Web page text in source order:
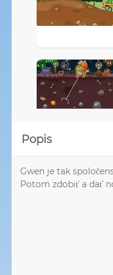
Popis
Gwen je tak
Potom zdobiť a dať